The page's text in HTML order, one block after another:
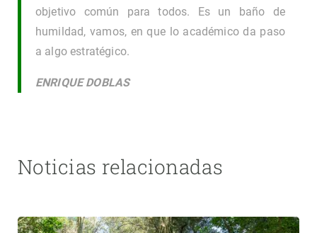
objetivo común para todos. Es un baño de
humildad, vamos, en que lo académico da paso
a algo estratégico.
ENRIQUE DOBLAS
Noticias relacionadas